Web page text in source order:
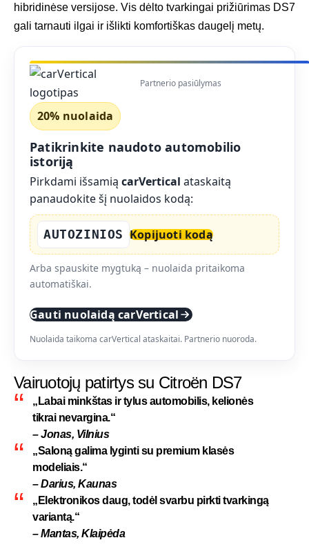
hibridinėse versijose. Vis dėlto tvarkingai prižiūrimas DS7
gali tarnauti ilgai ir išlikti komfortiškas daugelį metų.
Partnerio pasiūlymas
20% nuolaida
Patikrinkite naudoto automobilio
istoriją
Pirkdami išsamią carVertical ataskaitą
panaudokite šį nuolaidos kodą:
AUTOZINIOS Kopijuoti kodą
Arba spauskite mygtuką – nuolaida pritaikoma
automatiškai.
Gauti nuolaidą carVertical
Nuolaida taikoma carVertical ataskaitai. Partnerio nuoroda.
Vairuotojų patirtys su Citroën DS7
„Labai minkštas ir tylus automobilis, kelionės
tikrai nevargina.“
– Jonas, Vilnius
„Saloną galima lyginti su premium klasės
modeliais.“
– Darius, Kaunas
„Elektronikos daug, todėl svarbu pirkti tvarkingą
variantą.“
– Mantas, Klaipėda